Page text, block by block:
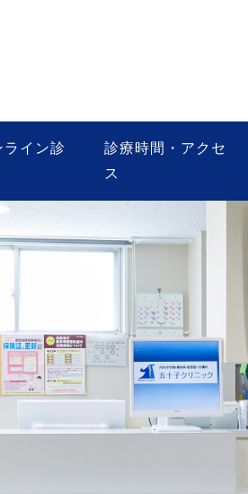
ライン診
診療時間・アクセ
ス